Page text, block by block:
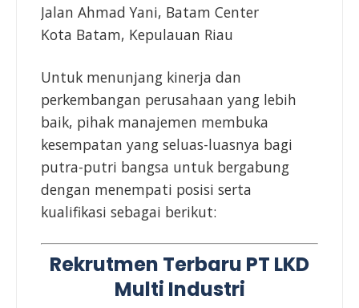
Jalan Ahmad Yani, Batam Center
Kota Batam, Kepulauan Riau
Untuk menunjang kinerja dan
perkembangan perusahaan yang lebih
baik, pihak manajemen membuka
kesempatan yang seluas-luasnya bagi
putra-putri bangsa untuk bergabung
dengan menempati posisi serta
kualifikasi sebagai berikut:
Rekrutmen Terbaru PT LKD
Multi Industri